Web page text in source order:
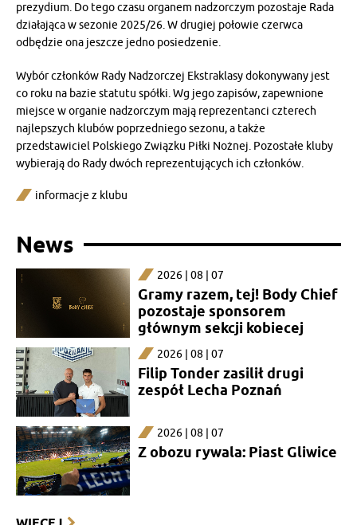
prezydium. Do tego czasu organem nadzorczym pozostaje Rada
działająca w sezonie 2025/26. W drugiej połowie czerwca
odbędzie ona jeszcze jedno posiedzenie.
Wybór członków Rady Nadzorczej Ekstraklasy dokonywany jest
co roku na bazie statutu spółki. Wg jego zapisów, zapewnione
miejsce w organie nadzorczym mają reprezentanci czterech
najlepszych klubów poprzedniego sezonu, a także
przedstawiciel Polskiego Związku Piłki Nożnej. Pozostałe kluby
wybierają do Rady dwóch reprezentujących ich członków.
informacje z klubu
News
2026 | 08 | 07
Gramy razem, tej! Body Chief
pozostaje sponsorem
głównym sekcji kobiecej
2026 | 08 | 07
Filip Tonder zasilił drugi
zespół Lecha Poznań
2026 | 08 | 07
Z obozu rywala: Piast Gliwice